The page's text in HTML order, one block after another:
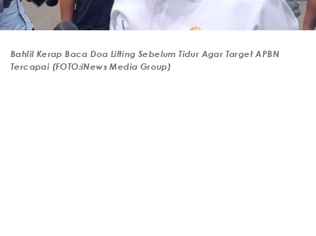
Bahlil Kerap Baca Doa Lifting Sebelum Tidur Agar Target APBN
Tercapai (FOTO:iNews Media Group)